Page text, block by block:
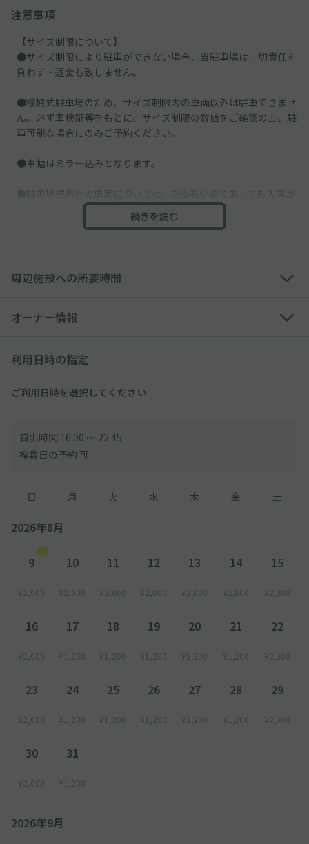
注意事項
【サイズ制限について】
●サイズ制限により駐車ができない場合、当駐車場は一切責任を
負わず・返金も致しません。
●機械式駐車場のため、サイズ制限内の車両以外は駐車できませ
ん。必ず車検証等をもとに、サイズ制限の数値をご確認の上、駐
車可能な場合にのみご予約ください。
●車幅はミラー込みとなります。
できませんので、ご確認の上ご予約ください。
●入庫お断り車両 ゲレンデ、プラド、XC60、2023年式～アルフ
※外国車やスポーツカーなど、タイヤ幅が広い車は利用できない
・ウイング、背面にスペアタイヤ搭載車両
・軽トラック/軽貨物車両/事業用車両(黒ナンバー/緑ナンバー等)
・ヒッチメンバー、牽引フックなど装着の車両
●サイズ制限により入庫できない場合は別途の平面駐車料金(現
金のみ)（15分300円(税込)※上限無し)にてお預かりできます。
入出庫できません。予約時間外停める場合は現地スタッフにお尋
て超過料金・宿泊料金をお支払いください。
───────
●到着後、現地スタッフへakippaで予約している旨を伝え、予
き場合、現地にて別途お支払が発生します。
●入庫時に、車の鍵を管理人に預けてください。
続きを読む
周辺施設への所要時間
オーナー情報
利用日時の指定
ご利用日時を選択してください
貸出時間 16:00 〜 22:45
複数日の予約 可
日 月 火 水 木 金 土
2026年8月
9
¥2,000
10
¥2,000
11
¥2,000
12
¥2,000
13
¥2,000
14
¥2,000
15
¥2,000
16
¥2,000
17
¥1,200
18
¥1,200
19
¥1,200
20
¥1,200
21
¥1,200
22
¥2,000
23
¥2,000
24
¥1,200
25
¥1,200
26
¥1,200
27
¥1,200
28
¥1,200
29
¥2,000
30
¥2,000
31
¥1,200
2026年9月